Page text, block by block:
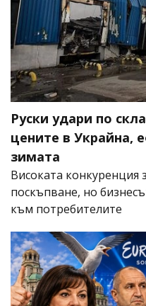
Руски удари по
цените в Украйна,
зимата
Високата конкуренция
поскъпване, но
към потребителите